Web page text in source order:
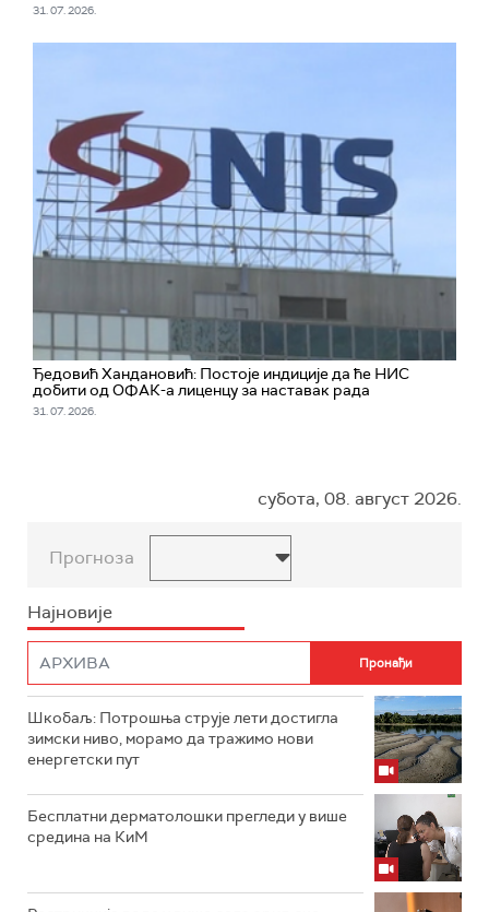
31. 07. 2026.
Ђедовић Хандановић: Постоје индиције да ће НИС
добити од ОФАК-а лиценцу за наставак рада
31. 07. 2026.
субота, 08. август 2026.
Прогноза
Најновије
Шкобаљ: Потрошња струје лети достигла
зимски ниво, морамо да тражимо нови
енергетски пут
Бесплатни дерматолошки прегледи у више
средина на КиМ